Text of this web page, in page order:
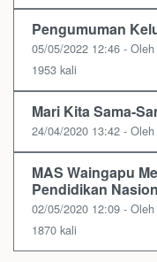
Pengumuman
05/05/2022 12:46 -
1953 kali
Mari Kita Sama-
24/04/2020 13:42 -
MAS Waingapu
Pendidikan
02/05/2020 12:09 -
1870 kali